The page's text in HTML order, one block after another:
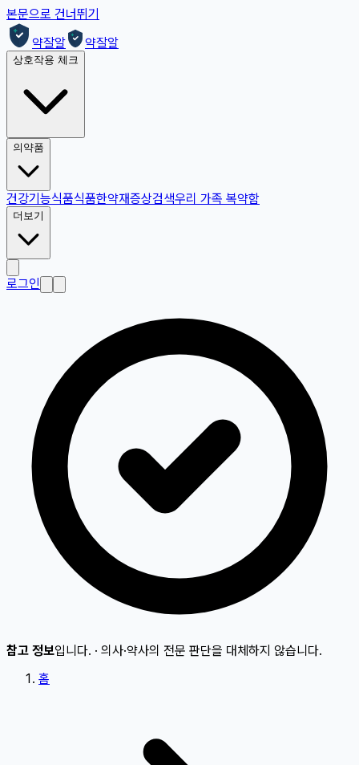
본문으로 건너뛰기
약잘알
약잘알
상호작용 체크
의약품
건강기능식품식품한약재증상검색우리 가족 복약함
더보기
로그인
참고 정보입니다. · 의사·약사의 전문 판단을 대체하지 않습니다.
홈